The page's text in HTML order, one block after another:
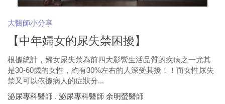
大醫師小分享
【中年婦女的尿失禁困擾】
根據統計，婦女尿失禁為前四大影響生活品質的疾病之一尤其
是30-60歲的女性，約有30%左右的人深受其擾！！而女性尿失
禁又可以依據病人的症狀分...
泌尿專科醫師 . 泌尿專科醫師 余明螢醫師